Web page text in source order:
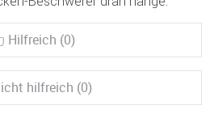
Hilfreich (0)
hilfreich (0)